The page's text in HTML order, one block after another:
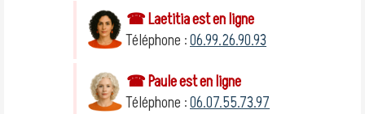
☎ Laetitia est en ligne
Téléphone :06.99.26.90.93
☎ Paule est en ligne
Téléphone :06.07.55.73.97